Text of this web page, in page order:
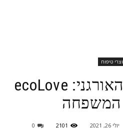
טיפוח
חדש מהמותג האורגני: ecoLove
המשפחה
יולי 26, 2021 2101
0